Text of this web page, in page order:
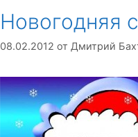
Новогодняя
08.02.2012 от Дмитрий